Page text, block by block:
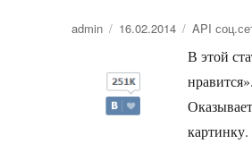
Автор
admin Опубликовано
16.02.2014 Рубрики
API
В этой
нравится».